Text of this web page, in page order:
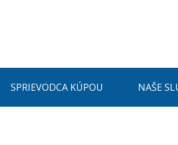
SPRIEVODCA KÚPOU NAŠE